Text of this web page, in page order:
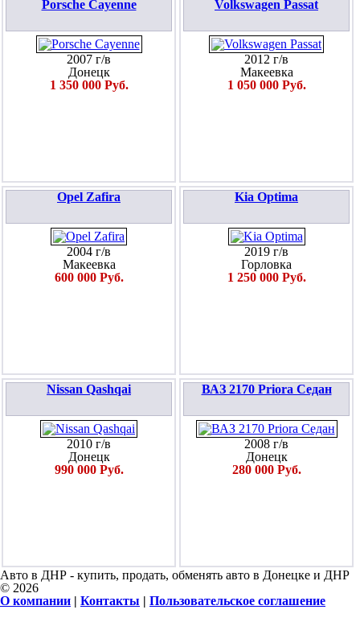
Porsche Cayenne
2007 г/в
Донецк
1 350 000 Руб.
Volkswagen Passat
2012 г/в
Макеевка
1 050 000 Руб.
Opel Zafira
2004 г/в
Макеевка
600 000 Руб.
Kia Optima
2019 г/в
Горловка
1 250 000 Руб.
Nissan Qashqai
2010 г/в
Донецк
990 000 Руб.
ВАЗ 2170 Priora Седан
2008 г/в
Донецк
280 000 Руб.
Авто в ДНР - купить, продать, обменять авто в Донецке и ДНР
© 2026
О компании | Контакты | Пользовательское соглашение